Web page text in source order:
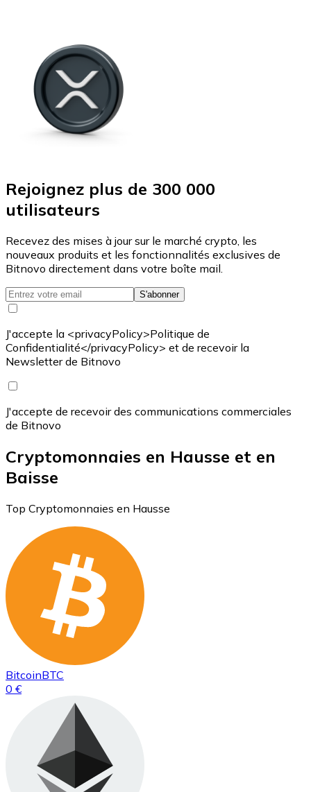
Rejoignez plus de 300 000
utilisateurs
Recevez des mises à jour sur le marché crypto, les
nouveaux produits et les fonctionnalités exclusives de
Bitnovo directement dans votre boîte mail.
S'abonner
J'accepte la <privacyPolicy>Politique de
Confidentialité</privacyPolicy> et de recevoir la
Newsletter de Bitnovo
J'accepte de recevoir des communications commerciales
de Bitnovo
Cryptomonnaies en Hausse et en
Baisse
Top Cryptomonnaies en Hausse
BitcoinBTC
0 €